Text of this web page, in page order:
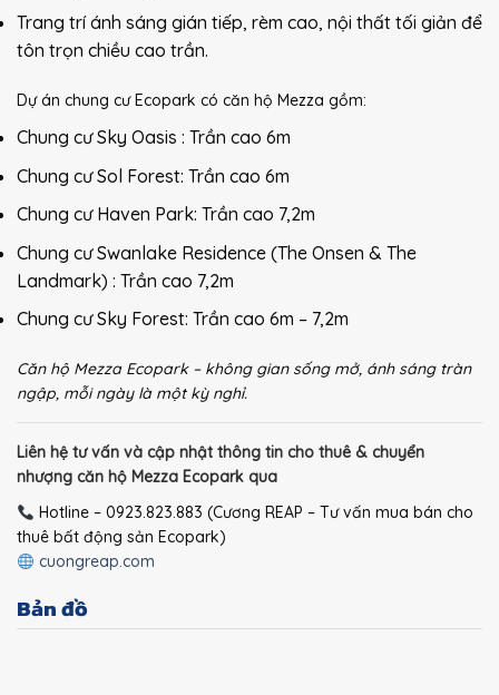
Trang trí ánh sáng gián tiếp, rèm cao, nội thất tối giản để
tôn trọn chiều cao trần.
Dự án chung cư Ecopark có căn hộ Mezza gồm:
Chung cư Sky Oasis : Trần cao 6m
Chung cư Sol Forest: Trần cao 6m
Chung cư Haven Park: Trần cao 7,2m
Chung cư Swanlake Residence (The Onsen & The
Landmark) : Trần cao 7,2m
Chung cư Sky Forest: Trần cao 6m – 7,2m
Căn hộ Mezza Ecopark – không gian sống mở, ánh sáng tràn
ngập, mỗi ngày là một kỳ nghỉ.
Liên hệ tư vấn và cập nhật thông tin cho thuê & chuyển
nhượng căn hộ Mezza Ecopark qua
Hotline – 0923.823.883 (Cương REAP – Tư vấn mua bán cho
thuê bất động sản Ecopark)
cuongreap.com
Bản đồ